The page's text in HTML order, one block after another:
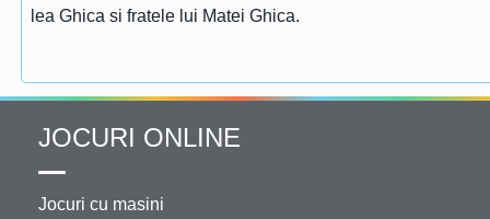
lea Ghica si fratele lui Matei Ghica.
JOCURI ONLINE
Jocuri cu masini